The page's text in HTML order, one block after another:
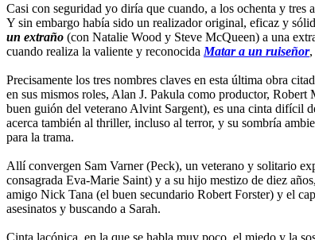
Casi con seguridad yo diría que cuando, a los ochenta y
Y sin embargo había sido un realizador original, eficaz y
un extraño (con Natalie Wood y Steve McQueen) a una
cuando realiza la valiente y reconocida Matar a un ruiseñor,
Precisamente los tres nombres claves en esta última obra
en sus mismos roles, Alan J. Pakula como productor,
buen guión del veterano Alvint Sargent), es una cinta difícil
acerca también al thriller, incluso al terror, y su sombría
para la trama.
Allí convergen Sam Varner (Peck), un veterano y solitario
consagrada Eva-Marie Saint) y a su hijo mestizo de diez
amigo Nick Tana (el buen secundario Robert Forster) y el
asesinatos y buscando a Sarah.
Cinta lacónica, en la que se habla muy poco, el miedo y la